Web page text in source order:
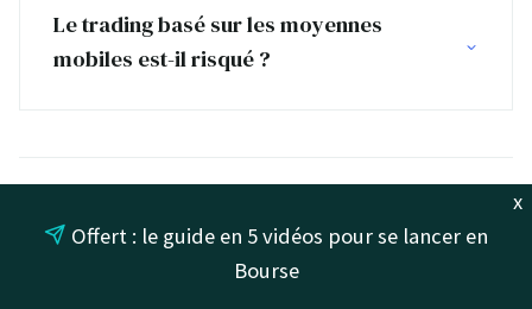
Le trading basé sur les moyennes
mobiles est-il risqué ?
Matthieu a travaillé en tant que trader au
sein d'une banque d'investissement. Il vous
x
Offert : le guide en 5 vidéos pour se lancer en
Bourse